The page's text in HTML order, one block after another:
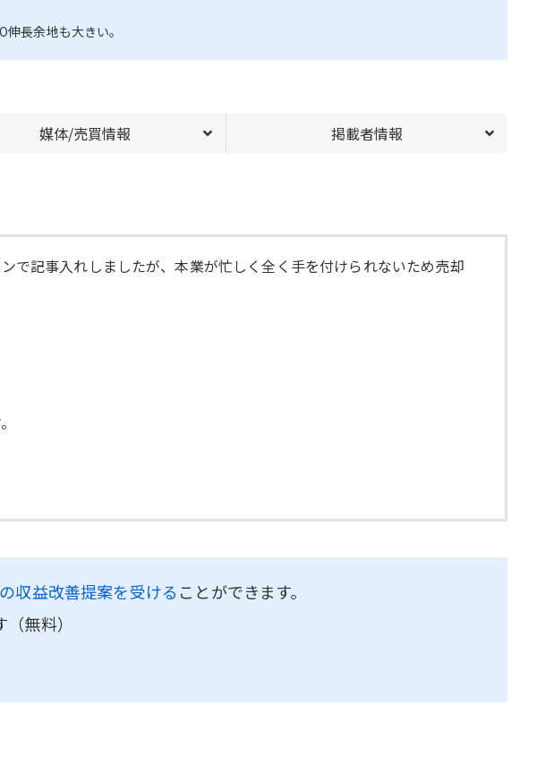
長余地も大きい。
媒体/売買情報 掲載者情報
で記事入れしましたが、本業が忙しく全く手を付けられないため売却
収益改善提案を受ける ことができます。
無料）